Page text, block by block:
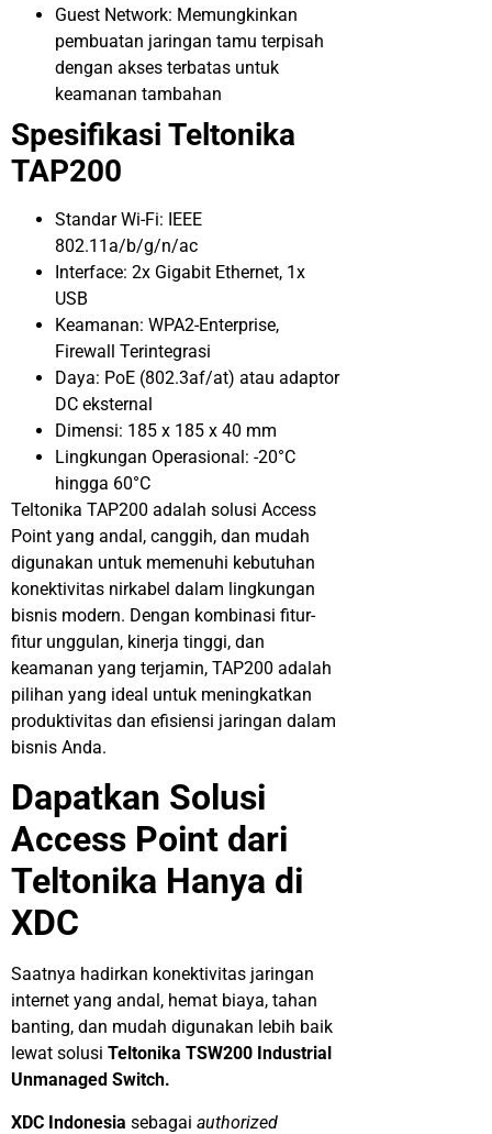
Guest Network: Memungkinkan
pembuatan jaringan tamu terpisah
dengan akses terbatas untuk
keamanan tambahan
Spesifikasi Teltonika
TAP200
Standar Wi-Fi: IEEE
802.11a/b/g/n/ac
Interface: 2x Gigabit Ethernet, 1x
USB
Keamanan: WPA2-Enterprise,
Firewall Terintegrasi
Daya: PoE (802.3af/at) atau adaptor
DC eksternal
Dimensi: 185 x 185 x 40 mm
Lingkungan Operasional: -20°C
hingga 60°C
Teltonika TAP200 adalah solusi Access
Point yang andal, canggih, dan mudah
digunakan untuk memenuhi kebutuhan
konektivitas nirkabel dalam lingkungan
bisnis modern. Dengan kombinasi fitur-
fitur unggulan, kinerja tinggi, dan
keamanan yang terjamin, TAP200 adalah
pilihan yang ideal untuk meningkatkan
produktivitas dan efisiensi jaringan dalam
bisnis Anda.
Dapatkan Solusi
Access Point dari
Teltonika Hanya di
XDC
Saatnya hadirkan konektivitas jaringan
internet yang andal, hemat biaya, tahan
banting, dan mudah digunakan lebih baik
lewat solusi Teltonika TSW200 Industrial
Unmanaged Switch.
XDC Indonesia sebagai authorized